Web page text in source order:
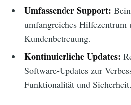
Umfassender Support:
umfangreiches Hilfezentrum
Kundenbetreuung.
Kontinuierliche Updates:
Software-Updates zur
Funktionalität und Sicherheit.